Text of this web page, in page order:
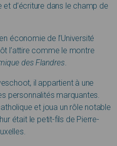
et d’écriture dans le champ de
économie de l’Université
l’attire comme le montre
des Flandres
il appartient à une
personnalités marquantes.
et joua un rôle notable
était le petit-fils de Pierre-